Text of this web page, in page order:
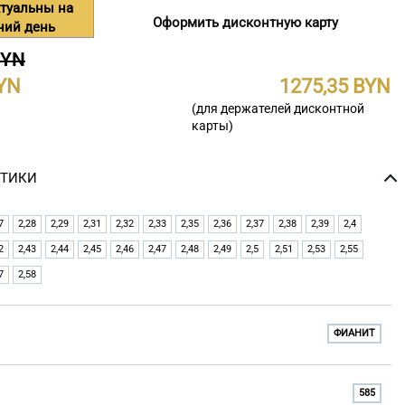
на
день
Оформить дисконтную карту
1275,35
(для держателей дисконтной
карты)
2,28 2,29 2,31 2,32 2,33 2,35 2,36 2,37 2,38 2,39 2,4
2,43 2,44 2,45 2,46 2,47 2,48 2,49 2,5 2,51 2,53 2,55
2,58
ФИАНИТ
585